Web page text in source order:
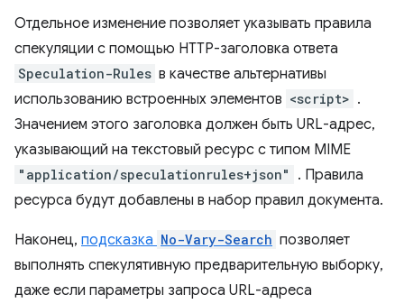
Отдельное изменение позволяет указывать правила
спекуляции с помощью HTTP-заголовка ответа
Speculation-Rules в качестве альтернативы
использованию встроенных элементов <script> .
Значением этого заголовка должен быть URL-адрес,
указывающий на текстовый ресурс с типом MIME
"application/speculationrules+json"
. Правила
ресурса будут добавлены в набор правил документа.
Наконец, подсказка No-Vary-Search позволяет
выполнять спекулятивную предварительную выборку,
даже если параметры запроса URL-адреса